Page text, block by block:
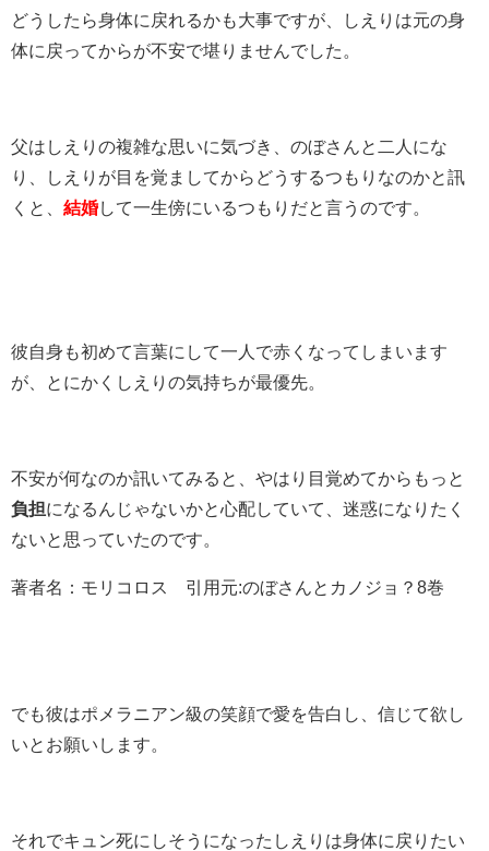
どうしたら身体に戻れるかも大事ですが、しえりは元の身
体に戻ってからが不安で堪りませんでした。
父はしえりの複雑な思いに気づき、のぼさんと二人にな
り、しえりが目を覚ましてからどうするつもりなのかと訊
くと、 結婚して一生傍にいるつもりだと言うのです。
彼自身も初めて言葉にして一人で赤くなってしまいます
が、とにかくしえりの気持ちが最優先。
不安が何なのか訊いてみると、やはり目覚めてからもっと
負担 になるんじゃないかと心配していて、迷惑になりたく
ないと思っていたのです。
著者名：モリコロス 引用元:のぼさんとカノジョ？8巻
でも彼はポメラニアン級の笑顔で愛を告白し、信じて欲し
いとお願いします。
それでキュン死にしそうになったしえりは身体に戻りたい